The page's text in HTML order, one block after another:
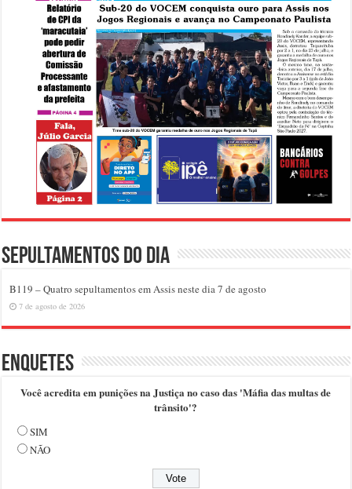
Sepultamentos do dia
B119 – Quatro sepultamentos em Assis neste dia 7 de agosto
7 de agosto de 2026
Enquetes
Você acredita em punições na Justiça no caso das 'Máfia das multas de
trânsito'?
SIM
NÃO